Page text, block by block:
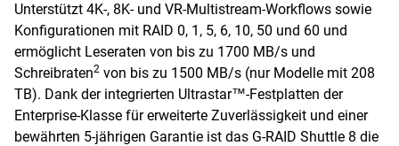
Unterstützt 4K-, 8K- und VR-Multistream-Workflows sowie
Konfigurationen mit RAID 0, 1, 5, 6, 10, 50 und 60 und
ermöglicht Leseraten von bis zu 1700 MB/s und
Schreibraten2 von bis zu 1500 MB/s (nur Modelle mit 208
TB). Dank der integrierten Ultrastar™-Festplatten der
Enterprise-Klasse für erweiterte Zuverlässigkeit und einer
bewährten 5-jährigen Garantie ist das G-RAID Shuttle 8 die